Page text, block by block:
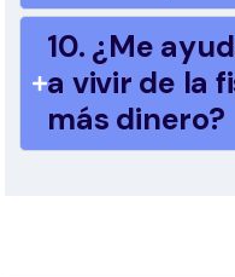
10. ¿Me
a vivir de la
más dinero?